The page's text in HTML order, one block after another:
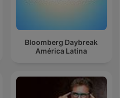
Bloomberg Daybreak
América Latina